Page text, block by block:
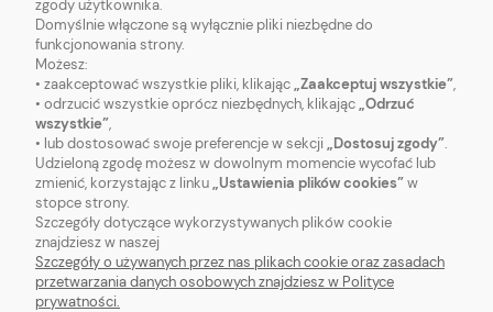
O NAS
OBSŁUGA KLIENTA
POMOC
MOJE KONTO
zgody użytkownika.
Domyślnie włączone są wyłącznie pliki niezbędne do
funkcjonowania strony.
Możesz:
• zaakceptować wszystkie pliki, klikając„Zaakceptuj wszystkie”,
• odrzucić wszystkie oprócz niezbędnych, klikając„Odrzuć
wszystkie”,
• lub dostosować swoje preferencje w sekcji „Dostosuj zgody”.
Udzieloną zgodę możesz w dowolnym momencie wycofać lub
zmienić, korzystając z linku„Ustawienia plików cookies”w
stopce strony.
Szczegóły dotyczące wykorzystywanych plików cookie
znajdziesz w naszej
Szczegóły o używanych przez nas plikach cookie oraz zasadach
przetwarzania danych osobowych znajdziesz w Polityce
prywatności.